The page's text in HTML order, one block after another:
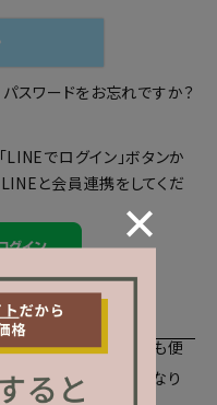
パスワードをお忘れですか？
でログイン」ボタンか
LINEと会員連携をしてくだ
様
のお買い物時にとても便
どお買い物が便利になり